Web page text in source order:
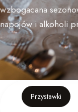
wzbogacana
napojów i alkoholi
Przystawki